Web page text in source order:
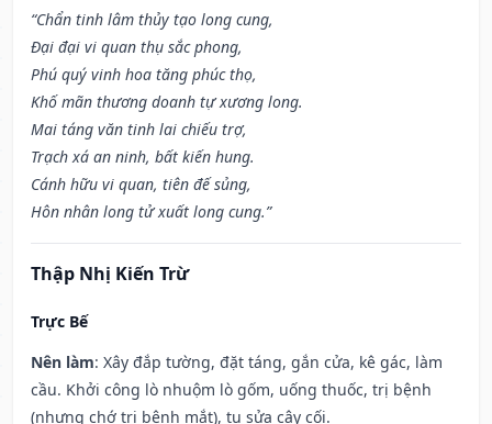
“Chẩn tinh lâm thủy tạo long cung,
Đại đại vi quan thụ sắc phong,
Phú quý vinh hoa tăng phúc thọ,
Khố mãn thương doanh tự xương long.
Mai táng văn tinh lai chiếu trợ,
Trạch xá an ninh, bất kiến hung.
Cánh hữu vi quan, tiên đế sủng,
Hôn nhân long tử xuất long cung.”
Thập Nhị Kiến Trừ
Trực Bế
Nên làm: Xây đắp tường, đặt táng, gắn cửa, kê gác, làm
cầu. Khởi công lò nhuộm lò gốm, uống thuốc, trị bệnh
(nhưng chớ trị bệnh mắt), tu sửa cây cối.